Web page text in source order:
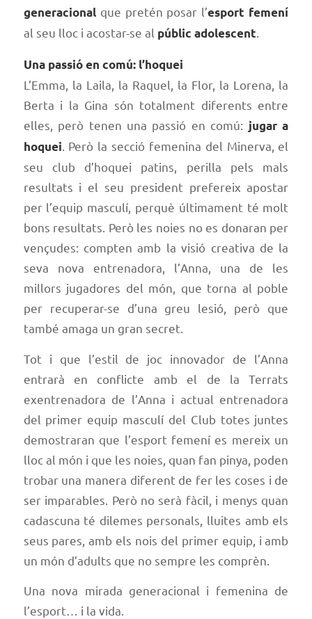
generacionalque pretén posar l’esport femení
al seu lloc i acostar-se al públic adolescent.
Una passió en comú: l’hoquei
L’Emma, la Laila, la Raquel, la Flor, la Lorena, la
Berta i la Gina són totalment diferents entre
elles, però tenen una passió en comú: jugar a
hoquei . Però la secció femenina del Minerva, el
seu club d’hoquei patins, perilla pels mals
resultats i el seu president prefereix apostar
per l’equip masculí, perquè últimament té molt
bons resultats. Però les noies no es donaran per
vençudes: compten amb la visió creativa de la
seva nova entrenadora, l’Anna, una de les
millors jugadores del món, que torna al poble
per recuperar-se d’una greu lesió, però que
també amaga un gran secret.
Tot i que l’estil de joc innovador de l’Anna
entrarà en conflicte amb el de la Terrats
exentrenadora de l’Anna i actual entrenadora
del primer equip masculí del Club totes juntes
demostraran que l’esport femení es mereix un
lloc al món i que les noies, quan fan pinya, poden
trobar una manera diferent de fer les coses i de
ser imparables. Però no serà fàcil, i menys quan
cadascuna té dilemes personals, lluites amb els
seus pares, amb els nois del primer equip, i amb
un món d’adults que no sempre les comprèn.
Una nova mirada generacional i femenina de
l’esport… i la vida.